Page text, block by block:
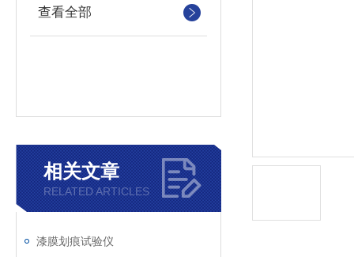
查看全部
相关文章
RELATED ARTICLES
漆膜划痕试验仪